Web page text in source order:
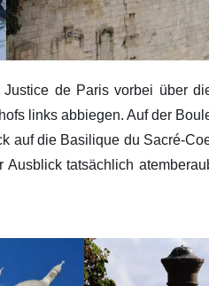
de Paris vorbei über
links abbiegen. Auf der
auf die Basilique du Sacré-
tatsächlich